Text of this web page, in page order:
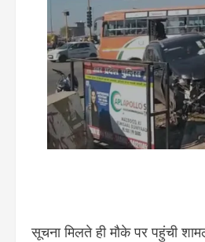
सूचना मिलते ही मौके पर पहुंची